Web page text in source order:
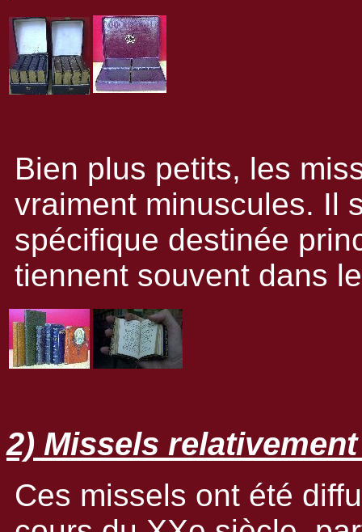
Bien plus petits, les
vraiment minuscules. Il
spécifique destinée
tiennent souvent dans
2) Missels
Ces missels ont été